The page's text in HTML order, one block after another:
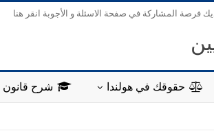
فرصة المشاركة في صفحة الاسئلة و الأجوبة انقر هنا
حقوقك في هولندا شرح قانون